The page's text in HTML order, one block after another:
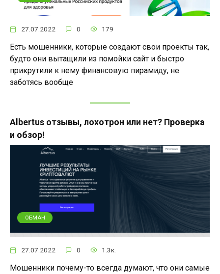
27.07.2022 0 179
Есть мошенники, которые создают свои проекты так,
будто они вытащили из помойки сайт и быстро
прикрутили к нему финансовую пирамиду, не
заботясь вообще
Albertus отзывы, лохотрон или нет? Проверка
и обзор!
ОБМАН
27.07.2022 0 1.3к.
Мошенники почему-то всегда думают, что они самые